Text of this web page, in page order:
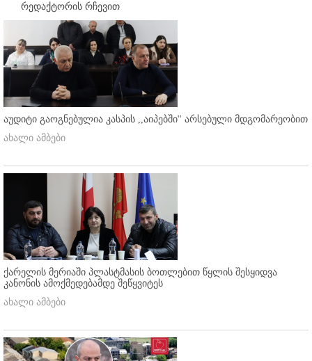
რედაქტორის რჩევით
აუდიტი გაოგნებულია კასპის ,,აიპებში'' არსებული მდგომარეობით
ახალი ამბები
ქარელის მერიაში პლასტმასის ბოთლებით წყლის შესყიდვა
კანონის ამოქმედებამდე შეწყვიტეს
ახალი ამბები